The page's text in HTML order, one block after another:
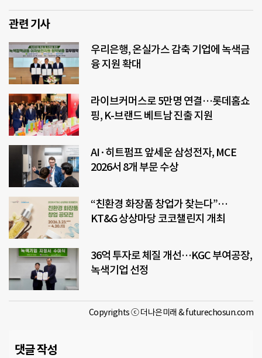
관련 기사
우리은행, 온실가스 감축 기업에 녹색금
융 지원 확대
라이브커머스로 5만명 연결…롯데홈쇼
핑, K-브랜드 베트남 진출 지원
AI·히트펌프 앞세운 삼성전자, MCE
2026서 8개 부문 수상
“친환경 화장품 창업가 찾는다”…
KT&G 상상마당 코코챌린지 개최
36억 투자로 체질 개선…KGC 부여공장,
녹색기업 선정
Copyrights ⓒ 더나은미래 & futurechosun.com
댓글 작성